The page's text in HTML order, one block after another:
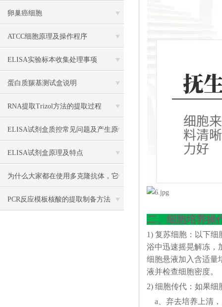
测？
卵巢癌细胞
ATCC细胞原理及操作程序
ELISA实验标本收集处理事项
蛋白质羰基测试盒说明
RNA提取Trizol方法的提取过程
ELISA试剂盒质控常见问题及产生原
因分析
ELISA试剂盒原理及特点
为什么大家都在使用多克隆抗体，它
有什么优点？
PCR反应模板核酸的提取制备方法
二、细胞培养操
1) 复苏细胞：以下
浴中迅速摇晃解冻，
细胞悬液加入含适量
液并检查细胞密度。
2) 细胞传代：如果细
a、弃去培养上清